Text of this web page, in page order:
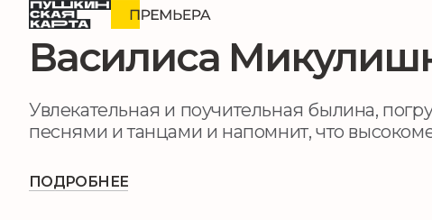
Василиса
Увлекательная и поучительная былина,
песнями и танцами и напомнит, что
ПОДРОБНЕЕ